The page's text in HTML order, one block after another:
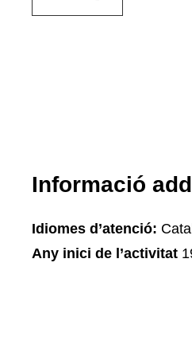
Informació
Idiomes d’atenció:
Any inici de l’activitat